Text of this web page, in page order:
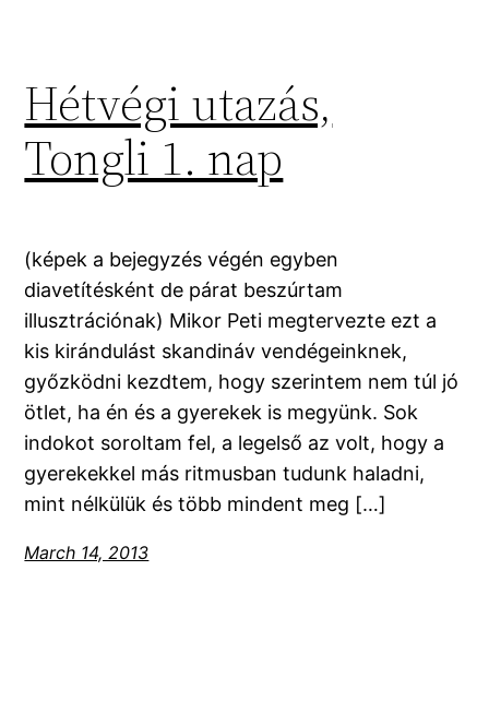
Hétvégi utazás,
Tongli 1. nap
(képek a bejegyzés végén egyben
diavetítésként de párat beszúrtam
illusztrációnak) Mikor Peti megtervezte ezt a
kis kirándulást skandináv vendégeinknek,
győzködni kezdtem, hogy szerintem nem túl jó
ötlet, ha én és a gyerekek is megyünk. Sok
indokot soroltam fel, a legelső az volt, hogy a
gyerekekkel más ritmusban tudunk haladni,
mint nélkülük és több mindent meg […]
March 14, 2013